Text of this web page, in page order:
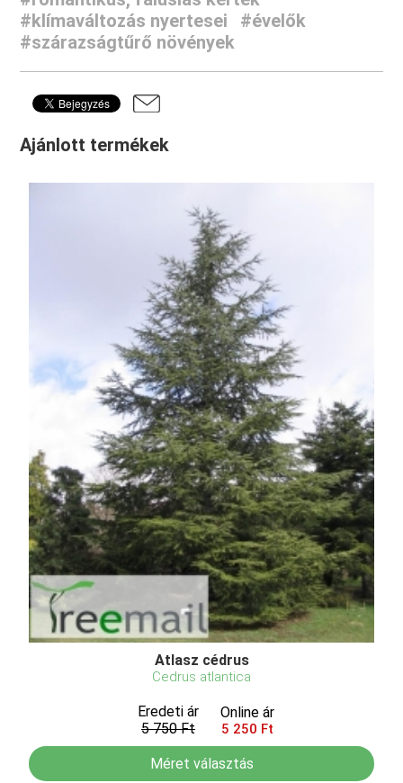
#klímaváltozás nyertesei
#évelők
#szárazságtűrő növények
Ajánlott termékek
Atlasz cédrus
Cedrus atlantica
Eredeti ár
5 750 Ft
Online ár
5 250 Ft
Méret választás